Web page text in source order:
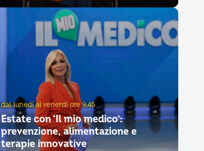
dal lunedì al venerdì ore 9.45
Estate con ‘Il mio medico’:
prevenzione, alimentazione e
terapie innovative